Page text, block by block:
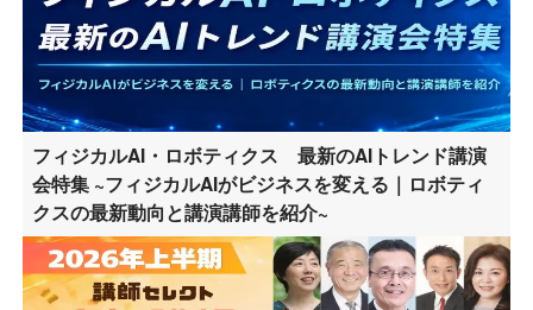
フィジカルAI・ロボティクス 最新のAIトレンド講演
会特集 ~フィジカルAIがビジネスを変える｜ロボティ
クスの最新動向と講演講師を紹介~